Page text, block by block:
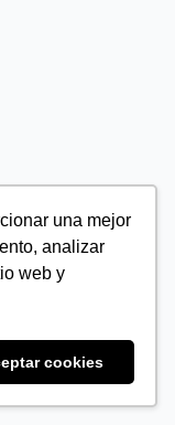
una mejor
analizar
web y
cookies